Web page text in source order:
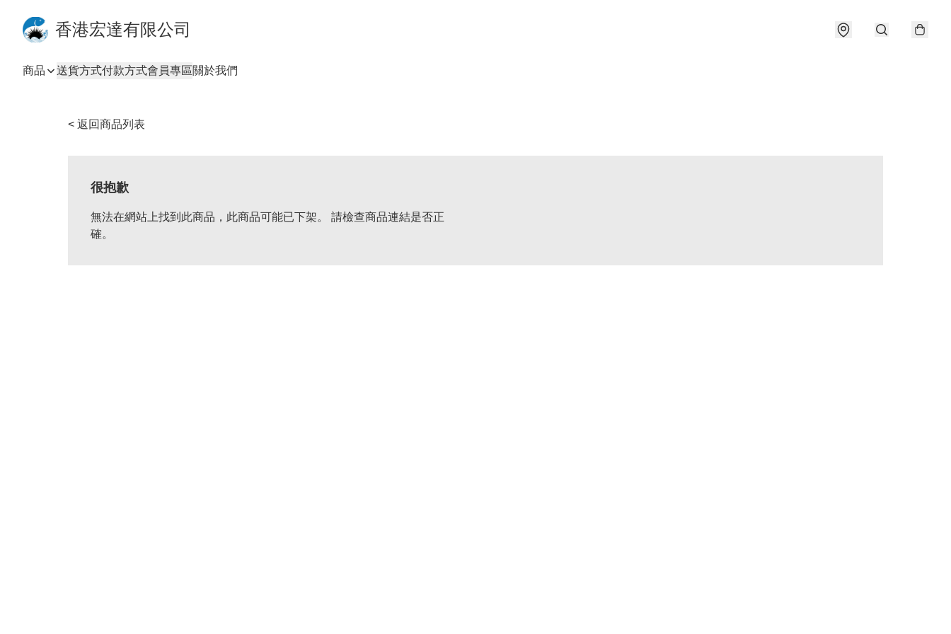
香港宏達有限公司
商品 送貨方式付款方式會員專區關於我們
< 返回商品列表
很抱歉
無法在網站上找到此商品，此商品可能已下架。 請檢查商品連結是否正
確。